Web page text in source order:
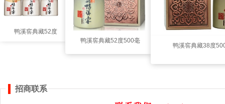
鸭溪窖典藏52度
鸭溪窖典藏52度500毫
鸭溪窖典藏38度
招商联系